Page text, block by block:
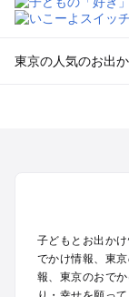
東京の人気のお出
町田・相模原・愛
渋谷・原宿・恵比
池袋・赤羽・王
新宿・高田馬場
銀座・丸の内・日
子どもとお出か
でかけ情報、東
報、東京のおで